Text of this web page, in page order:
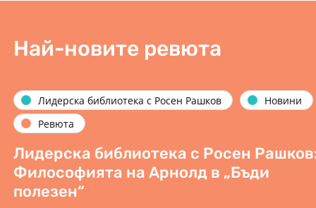
Най-новите ревюта
Лидерска библиотека с Росен Рашков
Новини
Ревюта
Лидерска библиотека с Росен Рашков:
Философията на Арнолд в „Бъди
полезен“